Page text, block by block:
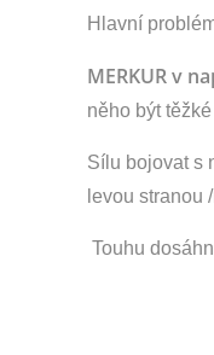
Hlavní
MERKUR v
něho být
Sílu bojovat s
levou stranou
Touhu